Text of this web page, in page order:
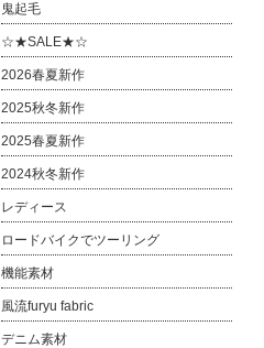
鬼起毛
☆★SALE★☆
2026春夏新作
2025秋冬新作
2025春夏新作
2024秋冬新作
レディース
ロードバイクでツーリング
機能素材
風流furyu fabric
デニム素材